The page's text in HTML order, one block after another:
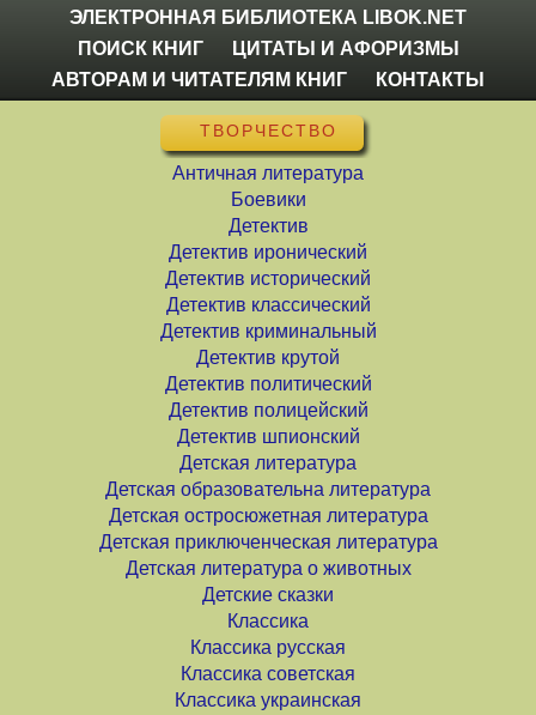
ЭЛЕКТРОННАЯ БИБЛИОТЕКА LIBOK.NET
ПОИСК КНИГ
ЦИТАТЫ И АФОРИЗМЫ
АВТОРАМ И ЧИТАТЕЛЯМ КНИГ
КОНТАКТЫ
ТВОРЧЕСТВО
Античная литература
Боевики
Детектив
Детектив иронический
Детектив исторический
Детектив классический
Детектив криминальный
Детектив крутой
Детектив политический
Детектив полицейский
Детектив шпионский
Детская литература
Детская образовательна литература
Детская остросюжетная литература
Детская приключенческая литература
Детская литература о животных
Детские сказки
Классика
Классика русская
Классика советская
Классика украинская